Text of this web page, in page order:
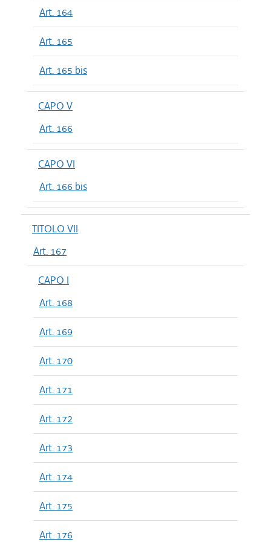
Art. 164
Art. 165
Art. 165 bis
CAPO V
Art. 166
CAPO VI
Art. 166 bis
TITOLO VII
Art. 167
CAPO I
Art. 168
Art. 169
Art. 170
Art. 171
Art. 172
Art. 173
Art. 174
Art. 175
Art. 176